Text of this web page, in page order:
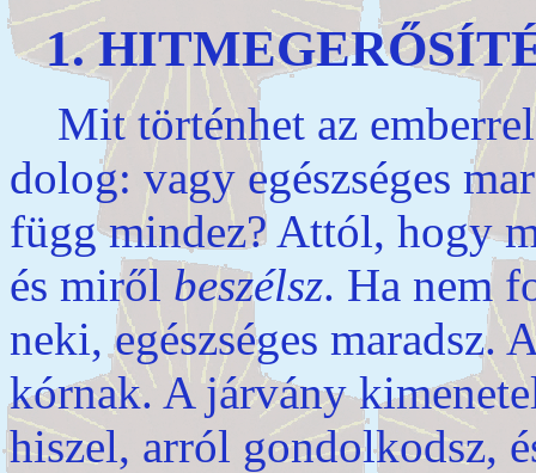
1.
Mit történhet az
dolog: vagy egészséges
függ mindez? Attól, hogy
és miről beszélsz. Ha nem
neki, egészséges maradsz.
kórnak. A járvány
hiszel, arról gondolkodsz,